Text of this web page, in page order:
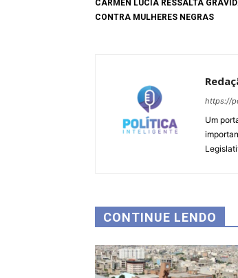
CÁRMEN LÚCIA RESSALTA
CONTRA MULHERES NEGRAS
https://
Um
CONTINUE LENDO